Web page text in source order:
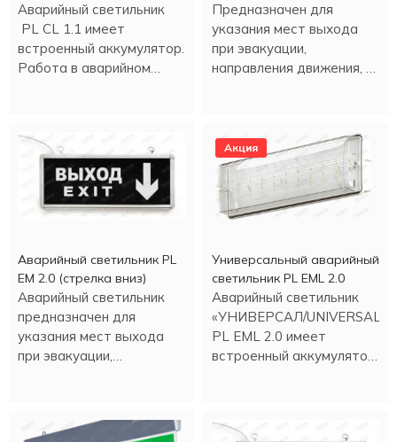
потолков
Аварийный светильник
PL CL 1.1 имеет
встроенный аккумулятор.
Работа в аварийном
2.0 (1,5 часа)
Предназначен для
указания мест выхода
при эвакуации,
направления движения, а
Аварийный светильник PL
EM 2.0 (стрелка вниз)
Аварийный светильник
предназначен для
указания мест выхода
при эвакуации,
Акция
Универсальный аварийный
светильник PL EML 2.0
Аварийный светильник
«УНИВЕРСАЛ/UNIVERSAL»
PL EML 2.0 имеет
встроенный аккумулятор.